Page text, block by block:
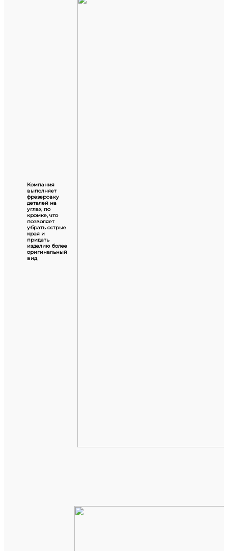
Компания
выполняет
фрезеровку
деталей на
углах, по
кромке, что
позволяет
убрать острые
края и
придать
изделию более
оригинальный
вид